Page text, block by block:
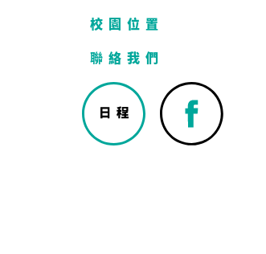
校園位置
聯絡我們